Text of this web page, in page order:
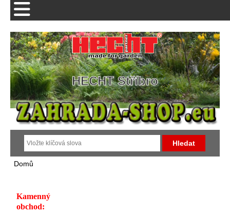
HECHT Stříbro
Domů
Kamenný
obchod: